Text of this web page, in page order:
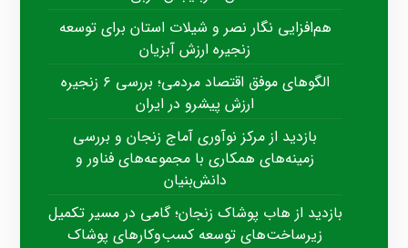
هم‌افزایی نگار نصر و شیلات استان برای توسعه
زنجیره ارزش آبزیان
الگوهای موفق اقتصاد مردمی؛ بررسی ۶ زنجیره
ارزش پیشرو در ایران
بازدید از مرکز نوآوری آماج زنجان و بررسی
زمینه‌های همکاری با مجموعه‌های فناور و
دانش‌بنیان
بازدید از هاب پوشاک زنجان؛ گامی در مسیر تکمیل
زیرساخت‌های توسعه کسب‌وکارهای پوشاک